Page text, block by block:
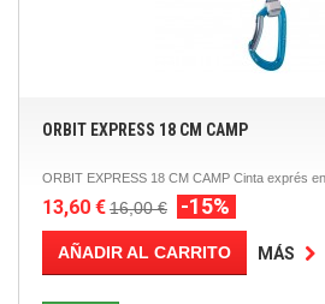
ORBIT EXPRESS 18 CM CAMP
ORBIT EXPRESS 18 CM CAMP Cinta exprés
13,60 €16,00 € -15%
AÑADIR AL CARRITO MÁS